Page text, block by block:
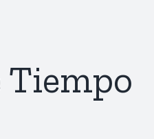
Tiempo